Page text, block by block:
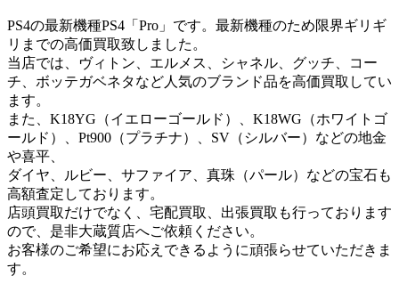
PS4の最新機種PS4「Pro」です。最新機種のため限界ギリギ
リまでの高価買取致しました。
当店では、ヴィトン、エルメス、シャネル、グッチ、コー
チ、ボッテガベネタなど人気のブランド品を高価買取してい
ます。
また、K18YG（イエローゴールド）、K18WG（ホワイトゴ
ールド）、Pt900（プラチナ）、SV（シルバー）などの地金
や喜平、
ダイヤ、ルビー、サファイア、真珠（パール）などの宝石も
高額査定しております。
店頭買取だけでなく、宅配買取、出張買取も行っております
ので、是非大蔵質店へご依頼ください。
お客様のご希望にお応えできるように頑張らせていただきま
す。